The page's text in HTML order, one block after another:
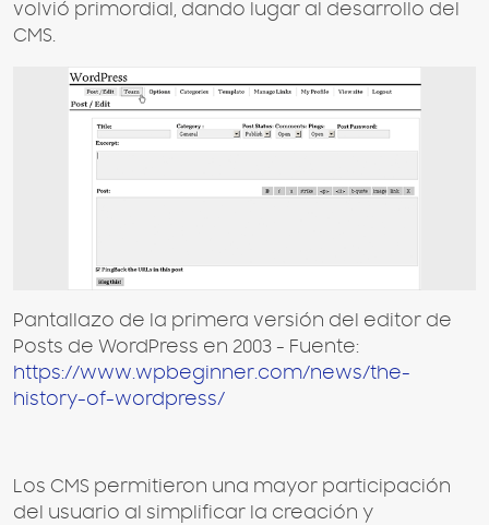
volvió primordial, dando lugar al desarrollo del
CMS.
Pantallazo de la primera versión del editor de
Posts de WordPress en 2003 - Fuente:
https://www.wpbeginner.com/news/the-
history-of-wordpress/
Los CMS permitieron una mayor participación
del usuario al simplificar la creación y